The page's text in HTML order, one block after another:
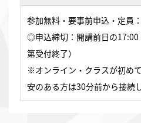
参加無料・要事前申込・定員
◎申込締切：開講前日の
第受付終了）
※オンライン・クラスが初め
安のある方は30分前から接続